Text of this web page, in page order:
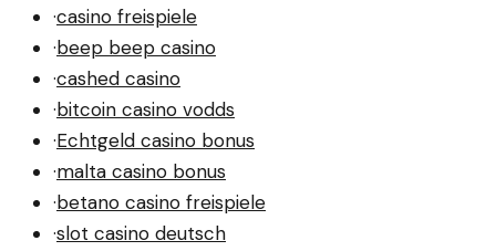
·casino freispiele
·beep beep casino
·cashed casino
·bitcoin casino vodds
·Echtgeld casino bonus
·malta casino bonus
·betano casino freispiele
·slot casino deutsch